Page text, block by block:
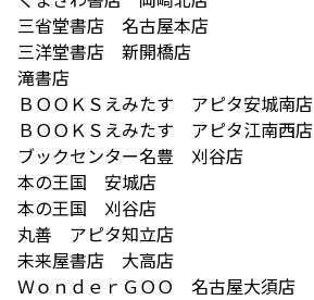
三省堂書店 名古屋本店
三洋堂書店 新開橋店
滝書店
ＢＯＯＫＳえみたす アピタ安城南店
ＢＯＯＫＳえみたす アピタ江南西店
ブックセンター名豊 刈谷店
本の王国 安城店
本の王国 刈谷店
丸善 アピタ知立店
未来屋書店 大高店
ＷｏｎｄｅｒＧＯＯ 名古屋大須店